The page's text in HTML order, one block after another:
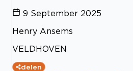
9 September 2025
Henry Ansems
VELDHOVEN
delen